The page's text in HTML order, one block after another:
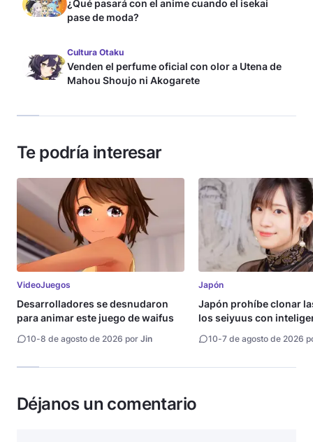
¿Qué pasará con el anime cuando el isekai
pase de moda?
Cultura Otaku
Venden el perfume oficial con olor a Utena de
Mahou Shoujo ni Akogarete
Te podría interesar
VideoJuegos
Desarrolladores se desnudaron
para animar este juego de waifus
10-8 de agosto de 2026 por Jin
Japón
Japón prohíbe clonar
los seiyuus con
10-7 de agosto de 2026
Déjanos un comentario